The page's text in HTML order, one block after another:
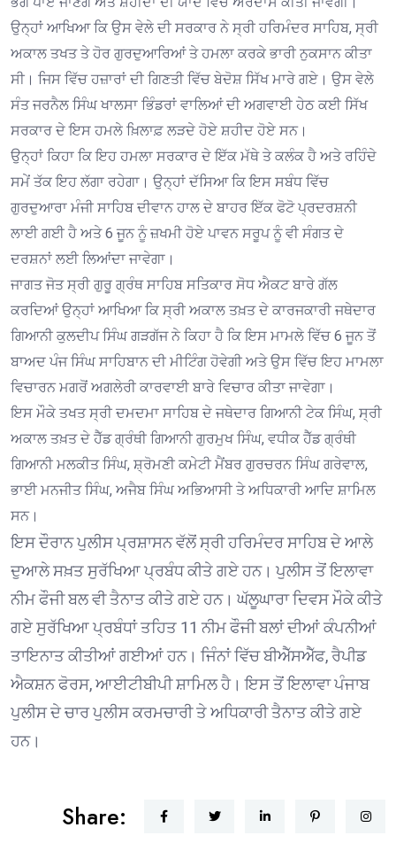
ਉਨ੍ਹਾਂ ਆਖਿਆ ਕਿ ਉਸ ਵੇਲੇ ਦੀ ਸਰਕਾਰ ਨੇ ਸ੍ਰੀ ਹਰਿਮੰਦਰ ਸਾਹਿਬ, ਸ੍ਰੀ
ਅਕਾਲ ਤਖਤ ਤੇ ਹੋਰ ਗੁਰਦੁਆਰਿਆਂ ਤੇ ਹਮਲਾ ਕਰਕੇ ਭਾਰੀ ਨੁਕਸਾਨ ਕੀਤਾ
ਸੀ। ਜਿਸ ਵਿੱਚ ਹਜ਼ਾਰਾਂ ਦੀ ਗਿਣਤੀ ਵਿੱਚ ਬੇਦੋਸ਼ ਸਿੱਖ ਮਾਰੇ ਗਏ। ਉਸ ਵੇਲੇ
ਸੰਤ ਜਰਨੈਲ ਸਿੰਘ ਖਾਲਸਾ ਭਿੰਡਰਾਂ ਵਾਲਿਆਂ ਦੀ ਅਗਵਾਈ ਹੇਠ ਕਈ ਸਿੱਖ
ਸਰਕਾਰ ਦੇ ਇਸ ਹਮਲੇ ਖ਼ਿਲਾਫ਼ ਲੜਦੇ ਹੋਏ ਸ਼ਹੀਦ ਹੋਏ ਸਨ।
ਉਨ੍ਹਾਂ ਕਿਹਾ ਕਿ ਇਹ ਹਮਲਾ ਸਰਕਾਰ ਦੇ ਇੱਕ ਮੱਥੇ ਤੇ ਕਲੰਕ ਹੈ ਅਤੇ ਰਹਿੰਦੇ
ਸਮੇਂ ਤੱਕ ਇਹ ਲੱਗਾ ਰਹੇਗਾ। ਉਨ੍ਹਾਂ ਦੱਸਿਆ ਕਿ ਇਸ ਸਬੰਧ ਵਿੱਚ
ਗੁਰਦੁਆਰਾ ਮੰਜੀ ਸਾਹਿਬ ਦੀਵਾਨ ਹਾਲ ਦੇ ਬਾਹਰ ਇੱਕ ਫੋਟੋ ਪ੍ਰਦਰਸ਼ਨੀ
ਲਾਈ ਗਈ ਹੈ ਅਤੇ 6 ਜੂਨ ਨੂੰ ਜ਼ਖਮੀ ਹੋਏ ਪਾਵਨ ਸਰੂਪ ਨੂੰ ਵੀ ਸੰਗਤ ਦੇ
ਦਰਸ਼ਨਾਂ ਲਈ ਲਿਆਂਦਾ ਜਾਵੇਗਾ।
ਜਾਗਤ ਜੋਤ ਸ੍ਰੀ ਗੁਰੂ ਗ੍ਰੰਥ ਸਾਹਿਬ ਸਤਿਕਾਰ ਸੋਧ ਐਕਟ ਬਾਰੇ ਗੱਲ
ਕਰਦਿਆਂ ਉਨ੍ਹਾਂ ਆਖਿਆ ਕਿ ਸ੍ਰੀ ਅਕਾਲ ਤਖ਼ਤ ਦੇ ਕਾਰਜਕਾਰੀ ਜਥੇਦਾਰ
ਗਿਆਨੀ ਕੁਲਦੀਪ ਸਿੰਘ ਗੜਗੱਜ ਨੇ ਕਿਹਾ ਹੈ ਕਿ ਇਸ ਮਾਮਲੇ ਵਿੱਚ 6 ਜੂਨ ਤੋਂ
ਬਾਅਦ ਪੰਜ ਸਿੰਘ ਸਾਹਿਬਾਨ ਦੀ ਮੀਟਿੰਗ ਹੋਵੇਗੀ ਅਤੇ ਉਸ ਵਿੱਚ ਇਹ ਮਾਮਲਾ
ਵਿਚਾਰਨ ਮਗਰੋਂ ਅਗਲੇਰੀ ਕਾਰਵਾਈ ਬਾਰੇ ਵਿਚਾਰ ਕੀਤਾ ਜਾਵੇਗਾ।
ਇਸ ਮੌਕੇ ਤਖਤ ਸ੍ਰੀ ਦਮਦਮਾ ਸਾਹਿਬ ਦੇ ਜਥੇਦਾਰ ਗਿਆਨੀ ਟੇਕ ਸਿੰਘ, ਸ੍ਰੀ
ਅਕਾਲ ਤਖ਼ਤ ਦੇ ਹੈੱਡ ਗ੍ਰੰਥੀ ਗਿਆਨੀ ਗੁਰਮੁਖ ਸਿੰਘ, ਵਧੀਕ ਹੈੱਡ ਗ੍ਰੰਥੀ
ਗਿਆਨੀ ਮਲਕੀਤ ਸਿੰਘ, ਸ਼੍ਰੋਮਣੀ ਕਮੇਟੀ ਮੈਂਬਰ ਗੁਰਚਰਨ ਸਿੰਘ ਗਰੇਵਾਲ,
ਭਾਈ ਮਨਜੀਤ ਸਿੰਘ, ਅਜੈਬ ਸਿੰਘ ਅਭਿਆਸੀ ਤੇ ਅਧਿਕਾਰੀ ਆਦਿ ਸ਼ਾਮਿਲ
ਸਨ।
ਇਸ ਦੌਰਾਨ ਪੁਲੀਸ ਪ੍ਰਸ਼ਾਸਨ ਵੱਲੋਂ ਸ੍ਰੀ ਹਰਿਮੰਦਰ ਸਾਹਿਬ ਦੇ ਆਲੇ
ਦੁਆਲੇ ਸਖ਼ਤ ਸੁਰੱਖਿਆ ਪ੍ਰਬੰਧ ਕੀਤੇ ਗਏ ਹਨ। ਪੁਲੀਸ ਤੋਂ ਇਲਾਵਾ
ਨੀਮ ਫੌਜੀ ਬਲ ਵੀ ਤੈਨਾਤ ਕੀਤੇ ਗਏ ਹਨ। ਘੱਲੂਘਾਰਾ ਦਿਵਸ ਮੌਕੇ ਕੀਤੇ
ਗਏ ਸੁਰੱਖਿਆ ਪ੍ਰਬੰਧਾਂ ਤਹਿਤ 11 ਨੀਮ ਫੌਜੀ ਬਲਾਂ ਦੀਆਂ ਕੰਪਨੀਆਂ
ਤਾਇਨਾਤ ਕੀਤੀਆਂ ਗਈਆਂ ਹਨ। ਜਿੰਨਾਂ ਵਿੱਚ ਬੀਐੱਸਐੱਫ, ਰੈਪੀਡ
ਐਕਸ਼ਨ ਫੋਰਸ, ਆਈਟੀਬੀਪੀ ਸ਼ਾਮਿਲ ਹੈ। ਇਸ ਤੋਂ ਇਲਾਵਾ ਪੰਜਾਬ
ਪੁਲੀਸ ਦੇ ਚਾਰ ਪੁਲੀਸ ਕਰਮਚਾਰੀ ਤੇ ਅਧਿਕਾਰੀ ਤੈਨਾਤ ਕੀਤੇ ਗਏ
ਹਨ।
Share: